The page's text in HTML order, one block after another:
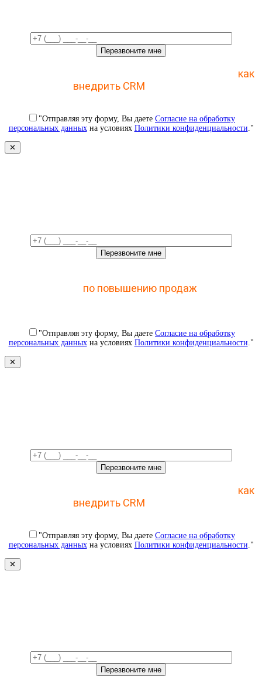
как
внедрить CRM
"Отправляя эту форму, Вы даете Согласие на обработку
персональных данныхна условиях Политики конфиденциальности."
✕
по повышению продаж
"Отправляя эту форму, Вы даете Согласие на обработку
персональных данныхна условиях Политики конфиденциальности."
✕
как
внедрить CRM
"Отправляя эту форму, Вы даете Согласие на обработку
персональных данныхна условиях Политики конфиденциальности."
✕